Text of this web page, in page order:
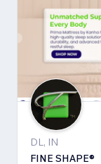
DL, IN
FINE SHAPE®